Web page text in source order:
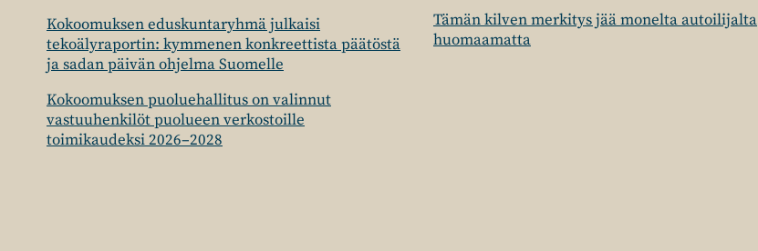
Kokoomuksen eduskuntaryhmä julkaisi
tekoälyraportin: kymmenen konkreettista päätöstä
ja sadan päivän ohjelma Suomelle
Kokoomuksen puoluehallitus on valinnut
vastuuhenkilöt puolueen verkostoille
toimikaudeksi 2026–2028
Tämän kilven merkitys jää monelta autoilijalta
huomaamatta